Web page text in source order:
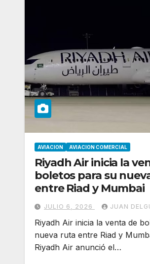
AVIACION AVIACION COMERCIAL
Riyadh Air inicia la
boletos para su
entre Riad y Mumbai
JULIO 6, 2026 JUAN
Riyadh Air inicia la venta de
nueva ruta entre Riad y
Riyadh Air anunció el…